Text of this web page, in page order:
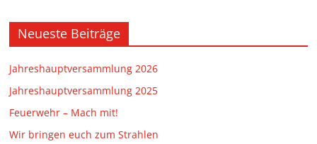
Neueste Beiträge
Jahreshauptversammlung 2026
Jahreshauptversammlung 2025
Feuerwehr – Mach mit!
Wir bringen euch zum Strahlen